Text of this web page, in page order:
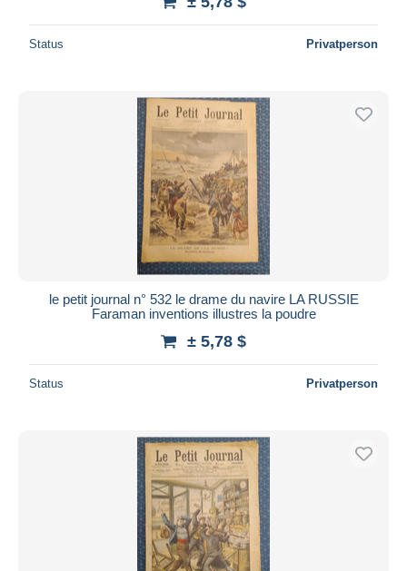
Status Privatperson
le petit journal n° 532 le drame du navire LA RUSSIE
Faraman inventions illustres la poudre
± 5,78 $
Status Privatperson